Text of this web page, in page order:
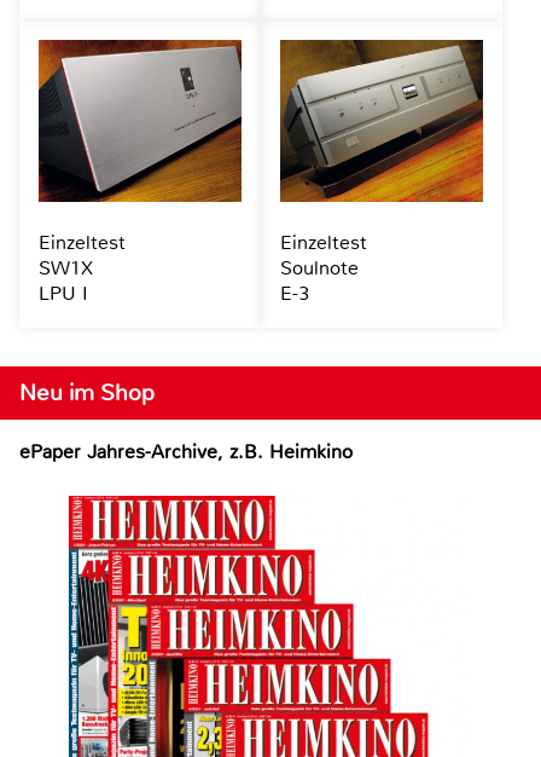
Neu im Shop
ePaper Jahres-Archive, z.B. Heimkino
Einzeltest
SW1X
LPU I
Einzeltest
Soulnote
E-3